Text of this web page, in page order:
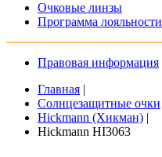
Очковые линзы
Программа лояльности
Правовая информация
Главная |
Солнцезащитные очки
Hickmann (Хикман) |
Hickmann HI3063